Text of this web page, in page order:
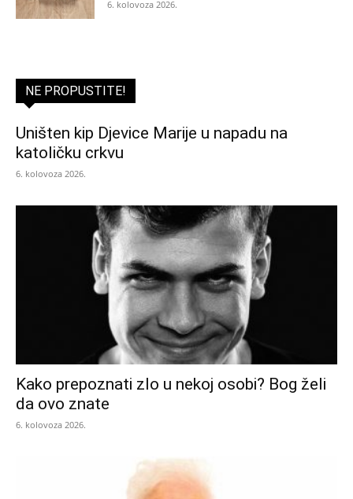
6. kolovoza 2026.
NE PROPUSTITE!
Uništen kip Djevice Marije u napadu na
katoličku crkvu
6. kolovoza 2026.
Kako prepoznati zlo u nekoj osobi? Bog želi
da ovo znate
6. kolovoza 2026.